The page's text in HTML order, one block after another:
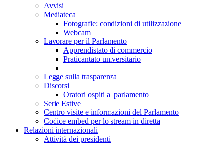
Avvisi
Mediateca
Fotografie: condizioni di utilizzazione
Webcam
Lavorare per il Parlamento
Apprendistato di commercio
Praticantato universitario
Legge sulla trasparenza
Discorsi
Oratori ospiti al parlamento
Serie Estive
Centro visite e informazioni del Parlamento
Codice embed per lo stream in diretta
Relazioni internazionali
Attività dei presidenti